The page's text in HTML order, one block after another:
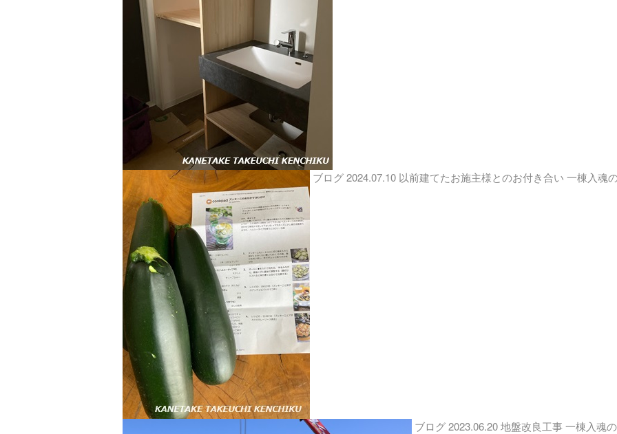
ブログ2024.07.10 以前建てたお施主様とのお付き合い 一棟入
ブログ2023.06.20地盤改良工事 一棟入